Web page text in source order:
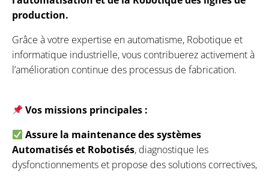
production.
Grâce à votre expertise en automatisme, Robotique et
informatique industrielle, vous contribuerez activement à
l’amélioration continue des processus de fabrication.
Vos missions principales :
Assure la maintenance des systèmes
Automatisés et Robotisés, diagnostique les
dysfonctionnements et propose des solutions correctives,